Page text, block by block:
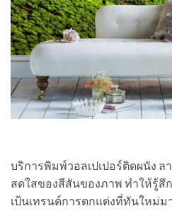
บริการพิมพ์วอลเปเปอร์ติดผนัง
สดใสของสีสันของภาพ ทำให้รู้
เป้นเทรนด์การตกแต่งที่ทันใหม่ม